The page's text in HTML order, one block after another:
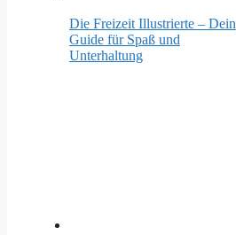
Die Freizeit Illustrierte – Dein
Guide für Spaß und
Unterhaltung